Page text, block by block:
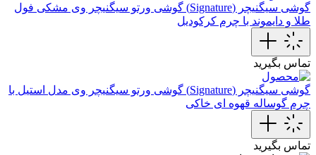
گوشی سیگنیچر (Signature)
گوشی ورتو سیگنیچر وی مشکی فول
طلا و دایموند با چرم کرکودیل
تماس بگیرید
گوشی سیگنیچر (Signature)
گوشی ورتو سیگنیچر وی مدل استیل با
چرم گوساله قهوه ای خاکی
تماس بگیرید